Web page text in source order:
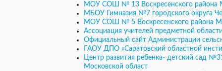
МОУ СОШ № 13 Воскресенского района
МБОУ Гимназия №7 городского округа
МОУ СОШ № 5 Воскресенского района
Ассоциация учителей предметной
Официальный сайт Администрации
ГАОУ ДПО «Саратовский областной
Центр развития ребенка- детский сад
Московской област